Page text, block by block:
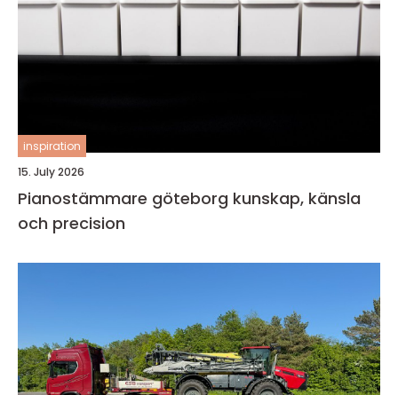
inspiration
15. July 2026
Pianostämmare göteborg kunskap, känsla
och precision